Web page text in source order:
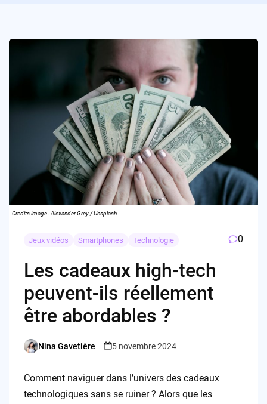
Credits image : Alexander Grey / Unsplash
Jeux vidéos Smartphones Technologie 0
Les cadeaux high-tech
peuvent-ils réellement
être abordables ?
Posted
Nina Gavetière 5 novembre 2024
Comment naviguer dans l’univers des cadeaux
technologiques sans se ruiner ? Alors que les